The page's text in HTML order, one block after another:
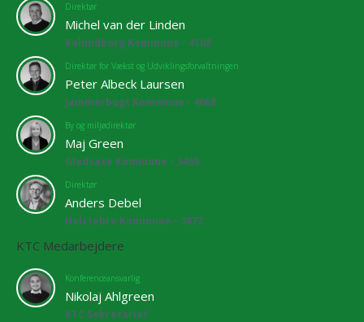
Direktør
Michel van der Linden
Kalundborg Kommune - 4108
Direktør for Vækst og Udviklingsforvaltningen
Peter Albeck Laursen
Jammerbugt Kommune - 4068
By og miljødirektør
Maj Green
Gladsaxe Kommune - 3460
Direktør
Anders Debel
Holstebro Kommune - 3872
KTC Medarbejdere
Konferenceansvarlig
Nikolaj Ahlgreen
KTC Sekretariat